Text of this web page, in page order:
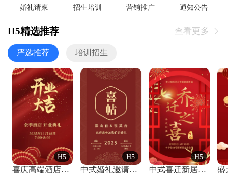
婚礼请柬 招生培训 营销推广 通知公告
H5精选推荐 查看更多 
严选推荐 培训招生
H5
喜庆高端酒店开业大吉邀请函
H5
中式婚礼邀请函中国风传统复古婚礼请柬请帖
H5
中式喜迁新居乔迁之喜邀请函宴会请帖